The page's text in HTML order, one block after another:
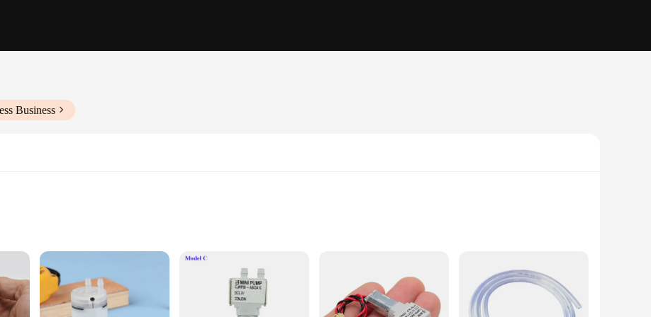
Business
water systems
designed for a wide range of applications. Its small size and lightweight build make it an ideal choice for those looking to integrate a water
The robust plastic construction ensures durability and longevity, making it a reliable choice for both indoor and outdoor use.